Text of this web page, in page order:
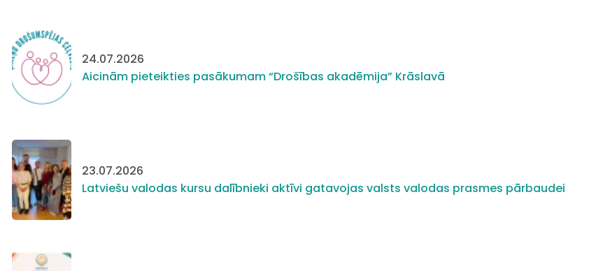
24.07.2026
Aicinām pieteikties pasākumam “Drošības akadēmija” Krāslavā
23.07.2026
Latviešu valodas kursu dalībnieki aktīvi gatavojas valsts valodas prasmes pārbaudei